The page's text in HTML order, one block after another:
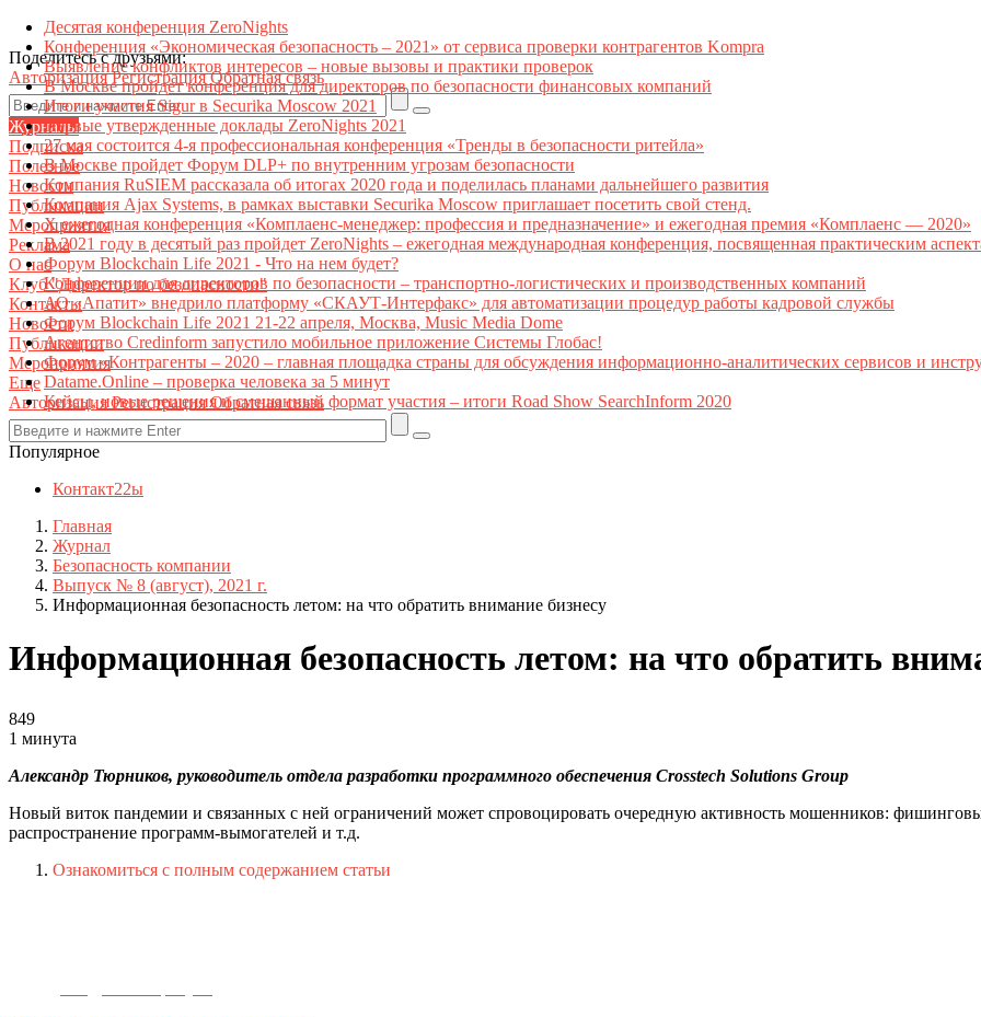
Поделитесь с друзьями:
АвторизацияРегистрацияОбратная связь
Журналы
Подписка
Полезное
Новости
Публикации
Мероприятия
Реклама
О нас
Клуб "Директор по безопасности"
Контакты
Новости
Публикации
Мероприятия
Еще
АвторизацияРегистрацияОбратная связь
Популярное
Десятая конференция ZeroNights
Конференция «Экономическая безопасность – 2021» от сервиса проверки контрагентов Kompra
Выявление конфликтов интересов – новые вызовы и практики проверок
В Москве пройдет конференция для директоров по безопасности финансовых компаний
Итоги участия Sigur в Securika Moscow 2021
Первые утвержденные доклады ZeroNights 2021
27 мая состоится 4-я профессиональная конференция «Тренды в безопасности ритейла»
В Москве пройдет Форум DLP+ по внутренним угрозам безопасности
Компания RuSIEM рассказала об итогах 2020 года и поделилась планами дальнейшего развития
Компания Ajax Systems, в рамках выставки Securika Moscow приглашает посетить свой стенд.
X ежегодная конференция «Комплаенс-менеджер: профессия и предназначение» и ежегодная премия «Комплаенс — 2020»
В 2021 году в десятый раз пройдет ZeroNights – ежегодная международная конференция, посвященная практическим
Форум Blockchain Life 2021 - Что на нем будет?
Конференции для директоров по безопасности – транспортно-логистических и производственных компаний
АО «Апатит» внедрило платформу «СКАУТ-Интерфакс» для автоматизации процедур работы кадровой службы
Форум Blockchain Life 2021 21-22 апреля, Москва, Music Media Dome
Агентство Credinform запустило мобильное приложение Системы Глобас!
Форум «Контрагенты – 2020 – главная площадка страны для обсуждения информационно-аналитических сервисов и
Datame.Online – проверка человека за 5 минут
Кейсы, новые решения и смешанный формат участия – итоги Road Show SearchInform 2020
Контакт22ы
Главная
Журнал
Безопасность компании
Выпуск № 8 (август), 2021 г.
Информационная безопасность летом: на что обратить внимание бизнесу
Информационная безопасность летом: на что обратить
849
1 минута
Александр Тюрников, руководитель отдела разработки программного обеспечения Crosstech Solutions Group
Новый виток пандемии и связанных с ней ограничений может спровоцировать очередную активность мошенников:
распространение программ-вымогателей и т.д.
Ознакомиться с полным содержанием статьи